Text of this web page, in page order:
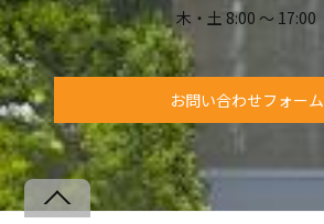
木・土 8:00 ～ 17:00
お問い合わせフォーム
Back